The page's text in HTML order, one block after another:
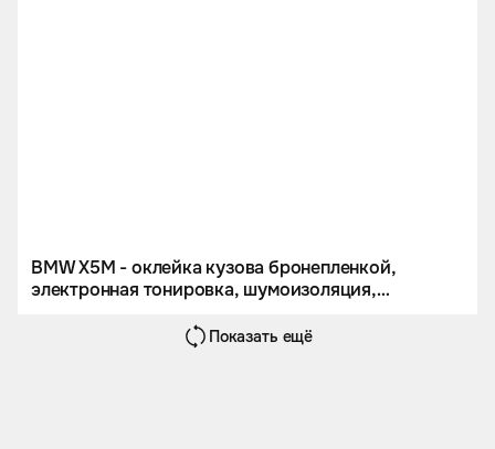
BMW X5M - оклейка кузова бронепленкой,
электронная тонировка, шумоизоляция,
Показать ещё